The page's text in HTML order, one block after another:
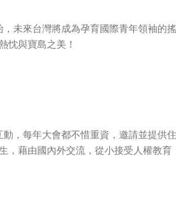
未來台灣將成為孕育國際青年領袖的
忱與寶島之美！
，每年大會都不惜重資，邀請並提供
藉由國內外交流，從小接受人權教育